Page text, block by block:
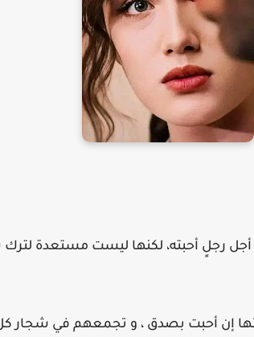
أجل رجلٍ أحبته، لكنها ليست مستعدة
إن أحبت بصدق ، و تجمعهم في شجار